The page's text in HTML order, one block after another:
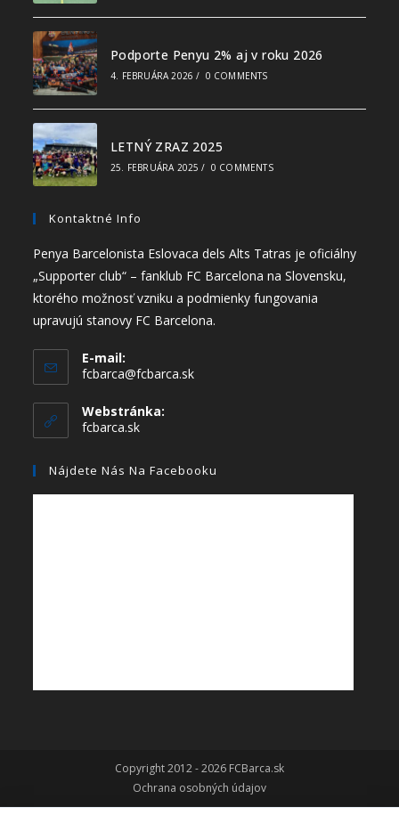
Podporte Penyu 2% aj v roku 2026
4. FEBRUÁRA 2026 / 0 COMMENTS
LETNÝ ZRAZ 2025
25. FEBRUÁRA 2025 / 0 COMMENTS
Kontaktné Info
Penya Barcelonista Eslovaca dels Alts Tatras je oficiálny
„Supporter club“ – fanklub FC Barcelona na Slovensku,
ktorého možnosť vzniku a podmienky fungovania
upravujú stanovy FC Barcelona.
E-mail:
fcbarca@fcbarca.sk
Webstránka:
fcbarca.sk
Nájdete Nás Na Facebooku
Copyright 2012 - 2026 FCBarca.sk
Ochrana osobných údajov